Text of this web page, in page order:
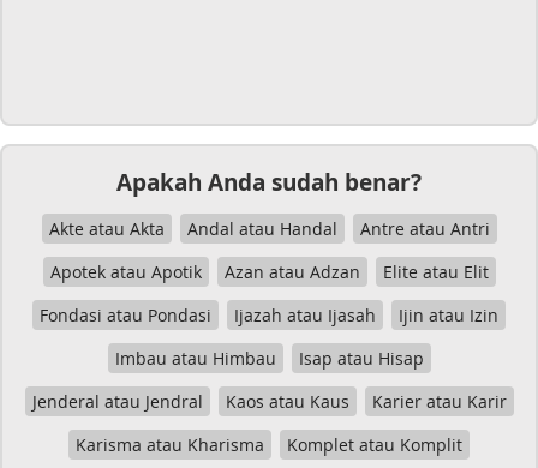
Apakah Anda sudah benar?
Akte atau Akta Andal atau Handal
Antre atau Antri
Apotek atau Apotik
Azan atau Adzan
Elite atau Elit
Fondasi atau Pondasi
Ijazah atau Ijasah
Ijin atau Izin
Imbau atau Himbau
Isap atau Hisap
Jenderal atau Jendral
Kaos atau Kaus
Karier atau Karir
Karisma atau Kharisma
Komplet atau Komplit